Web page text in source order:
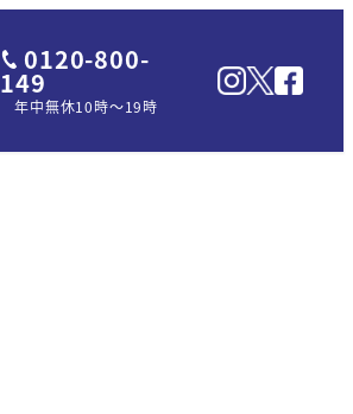
0120-800-
149
年中無休10時～19時